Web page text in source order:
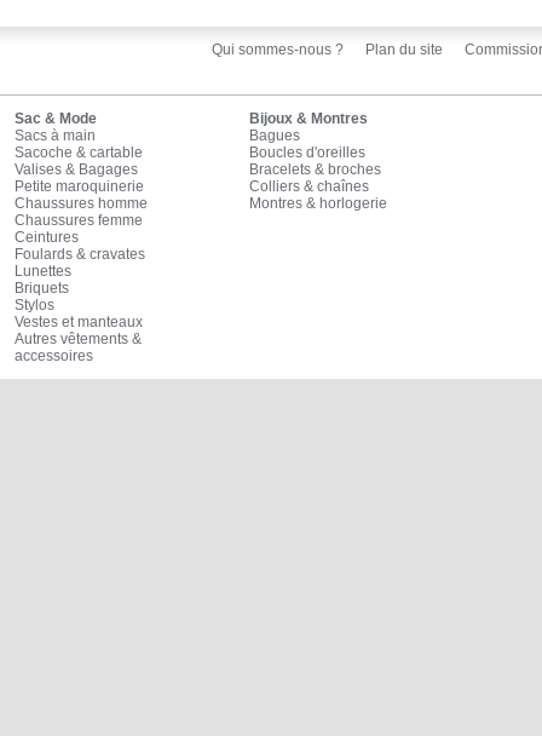
Qui sommes-nous ? Plan du site
Sac & Mode
Sacs à main
Sacoche & cartable
Valises & Bagages
Petite maroquinerie
Chaussures homme
Chaussures femme
Ceintures
Foulards & cravates
Lunettes
Briquets
Stylos
Vestes et manteaux
Autres vêtements &
accessoires
Bijoux & Montres
Bagues
Boucles d'oreilles
Bracelets & broches
Colliers & chaînes
Montres & horlogerie